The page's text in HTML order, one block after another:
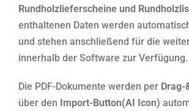
Rundholzlieferscheine und
enthaltenen Daten werden
und stehen anschließend für die
innerhalb der Software zur Verfügung.
Die PDF-Dokumente werden per Drag-
über den Import-Button(AI Icon)